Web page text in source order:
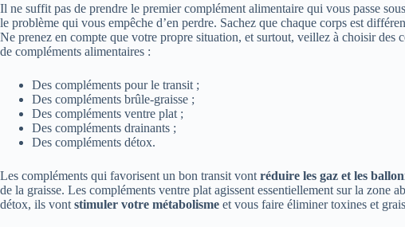
Il ne suffit pas de prendre le premier complément alimentaire qui vous passe
le problème qui vous empêche d’en perdre. Sachez que chaque corps est
Ne prenez en compte que votre propre situation, et surtout, veillez à choisir des
de compléments alimentaires :
Des compléments pour le transit ;
Des compléments brûle-graisse ;
Des compléments ventre plat ;
Des compléments drainants ;
Des compléments détox.
Les compléments qui favorisent un bon transit vont réduire les gaz et les
de la graisse. Les compléments ventre plat agissent essentiellement sur la
détox, ils vont stimuler votre métabolisme et vous faire éliminer toxines et